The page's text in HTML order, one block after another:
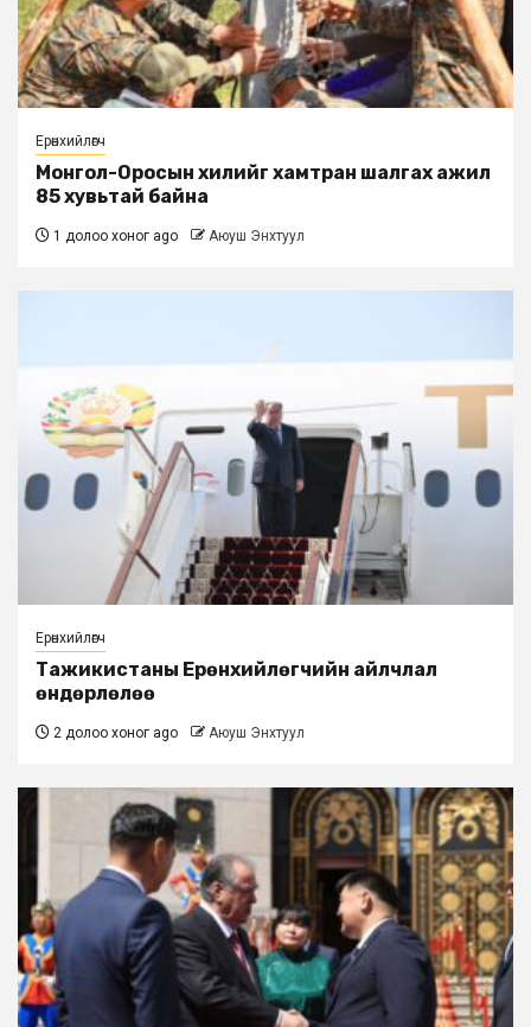
Ерөнхийлөгч
Монгол-Оросын хилийг хамтран шалгах ажил
85 хувьтай байна
1 долоо хоног ago Аюуш Энхтуул
Ерөнхийлөгч
Тажикистаны Ерөнхийлөгчийн айлчлал
өндөрлөлөө
2 долоо хоног ago Аюуш Энхтуул